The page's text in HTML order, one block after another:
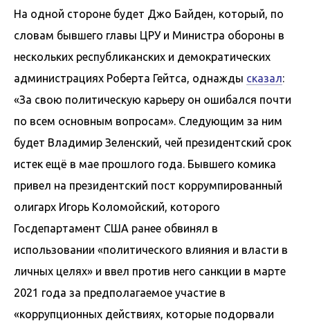
На одной стороне будет Джо Байден, который, по
словам бывшего главы ЦРУ и Министра обороны в
нескольких республиканских и демократических
администрациях Роберта Гейтса, однажды сказал:
«За свою политическую карьеру он ошибался почти
по всем основным вопросам». Следующим за ним
будет Владимир Зеленский, чей президентский срок
истек ещё в мае прошлого года. Бывшего комика
привел на президентский пост коррумпированный
олигарх Игорь Коломойский, которого
Госдепартамент США ранее обвинял в
использовании «политического влияния и власти в
личных целях» и ввел против него санкции в марте
2021 года за предполагаемое участие в
«коррупционных действиях, которые подорвали